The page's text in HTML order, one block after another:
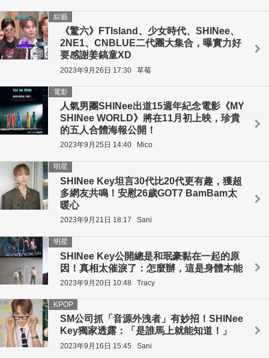
《驚六》FTIsland、少女時代、SHINee、
2NE1、CNBLUE二代團大集合，曝實力好
要感謝姜鎬童XD
綜藝
2023年9月26日 17:30 草莓
人氣男團SHINee出道15週年紀念電影《MY
SHINee WORLD》將在11月初上映，珍貴
的五人合體海報公開！
電影
2023年9月25日 14:40 Mico
SHINee Key坦言30代比20代更有趣，獲超
多網友共鳴！安慰26歲GOT7 BamBam太
暖心
明星
2023年9月21日 18:17 Sani
SHINee Key公開總是和珉豪黏在一起的原
因！真相太催淚了：怎麼辦，這是身體本能
明星
2023年9月20日 10:48 Tracy
SM公司抓「音源外洩者」有妙招！SHINee
Key獨家透露：「是誰馬上就能知道！」
KPOP
2023年9月16日 15:45 Sani